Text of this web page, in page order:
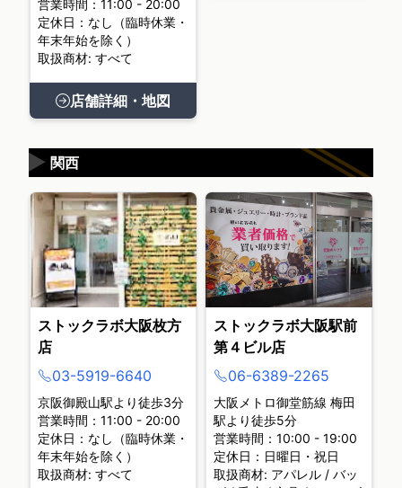
営業時間：11:00 - 20:00
定休日：なし（臨時休業・
年末年始を除く）
取扱商材: すべて
店舗詳細・地図
関西
▶
ストックラボ大阪枚方
店
03-5919-6640
京阪御殿山駅より徒歩3分
営業時間：11:00 - 20:00
定休日：なし（臨時休業・
年末年始を除く）
取扱商材: すべて
ストックラボ大阪駅前
第４ビル店
06-6389-2265
大阪メトロ御堂筋線 梅田
駅より徒歩5分
営業時間：10:00 - 19:00
定休日：日曜日・祝日
取扱商材: アパレル / バッ